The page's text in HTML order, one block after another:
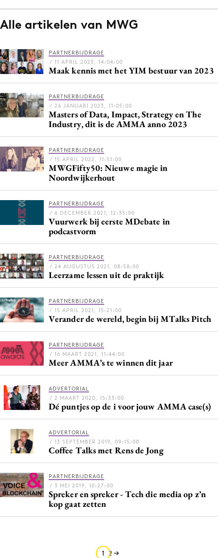
Home
9 sept: GenAI-training
Adverteren
Events
Vacatures
Academy
Topics
Artificial Intelligence
Bureaus
Campagnes
Carriere
Contentmarketing
Craft
Customer Experience
Data & Insights
Design
Digital transformation
Diversiteit
Effectiviteit
Gedragsverandering
Influencer marketing
Interne communicatie
Martech
Media
Merkstrategie
PR
Programmatic
Purpose Marketing
Reputatie & crisis
Alle artikelen van MWG
PARTNERBIJDRAGE
/ 11 APRIL 2023, 14:04:00
Maak kennis met het YIM bestuur van 2023
PARTNERBIJDRAGE
/ 26 JANUARI 2023, 11:05:00
Masters of Data, Impact, Strategy en The
Industry, dit is de AMMA anno 2023
PARTNERBIJDRAGE
/ 15 APRIL 2022, 11:51:00
MWGFifty50: Nieuwe magie in
Noordwijkerhout
PARTNERBIJDRAGE
/ 6 DECEMBER 2021, 12:35:00
Vuurwerk bij eerste MDebate in
podcastvorm
PARTNERBIJDRAGE
/ 24 AUGUSTUS 2021, 08:58:00
Leerzame lessen uit de praktijk
PARTNERBIJDRAGE
/ 15 APRIL 2021, 15:21:00
Verander de wereld, begin bij MTalks Pitch
PARTNERBIJDRAGE
/ 16 MAART 2021, 11:44:00
Meer AMMA’s te winnen dit jaar
ADVERTORIAL
/ 2 MAART 2020, 15:33:00
Dé puntjes op de i voor jouw AMMA case(s)
ADVERTORIAL
/ 13 SEPTEMBER 2019, 09:15:00
Coffee Talks met Rens de Jong
PARTNERBIJDRAGE
/ 3 MEI 2019, 10:27:00
Spreker en spreker - Tech die media op z’n
kop gaat zetten
1 2